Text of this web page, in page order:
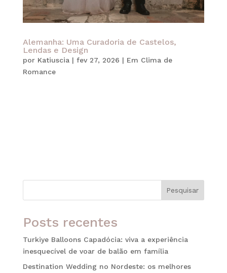
Alemanha: Uma Curadoria de Castelos,
Lendas e Design
por Katiuscia| fev 27, 2026 | Em Clima de
Romance
Pesquisar
Posts recentes
Turkiye Balloons Capadócia: viva a experiência
inesquecível de voar de balão em família
Destination Wedding no Nordeste: os melhores